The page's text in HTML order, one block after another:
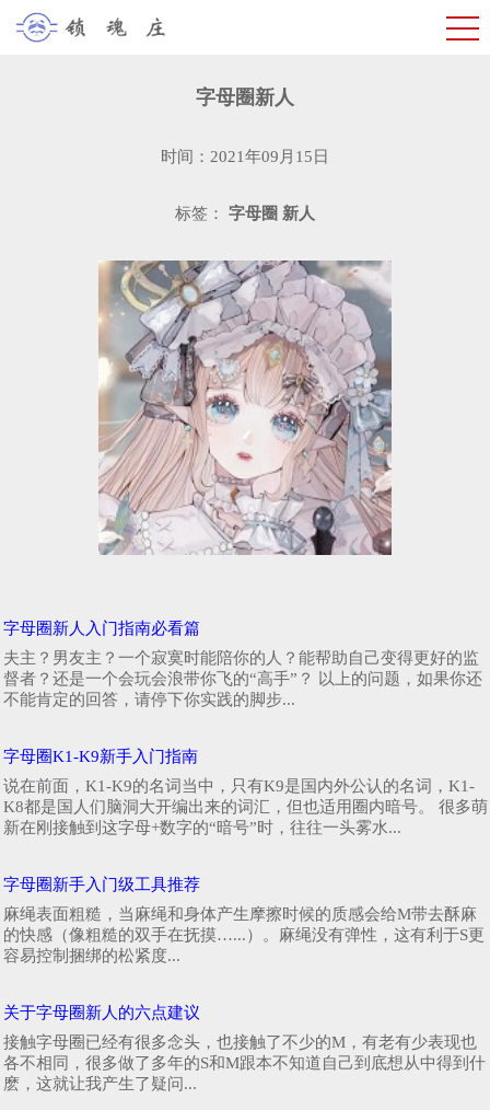
字母圈新人
时间：2021年09月15日
标签： 字母圈 新人
字母圈新人入门指南必看篇
夫主？男友主？一个寂寞时能陪你的人？能帮助自己变得更好的监
督者？还是一个会玩会浪带你飞的“高手”？ 以上的问题，如果你还
不能肯定的回答，请停下你实践的脚步...
字母圈K1-K9新手入门指南
说在前面，K1-K9的名词当中，只有K9是国内外公认的名词，K1-
K8都是国人们脑洞大开编出来的词汇，但也适用圈内暗号。 很多萌
新在刚接触到这字母+数字的“暗号”时，往往一头雾水...
字母圈新手入门级工具推荐
麻绳表面粗糙，当麻绳和身体产生摩擦时候的质感会给M带去酥麻
的快感（像粗糙的双手在抚摸…...）。麻绳没有弹性，这有利于S更
容易控制捆绑的松紧度...
关于字母圈新人的六点建议
接触字母圈已经有很多念头，也接触了不少的M，有老有少表现也
各不相同，很多做了多年的S和M跟本不知道自己到底想从中得到什
麽，这就让我产生了疑问...